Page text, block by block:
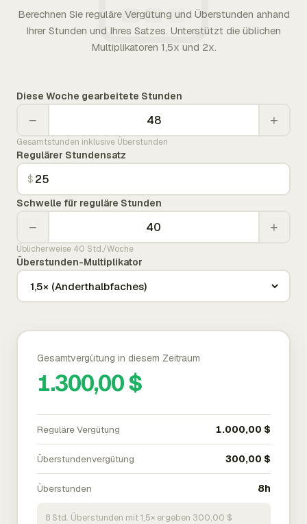
Berechnen Sie reguläre Vergütung und Überstunden anhand
Ihrer Stunden und Ihres Satzes. Unterstützt die üblichen
Multiplikatoren 1,5x und 2x.
Diese Woche gearbeitete Stunden
− +
Gesamtstunden inklusive Überstunden
Regulärer Stundensatz
$
Schwelle für reguläre Stunden
− +
Üblicherweise 40 Std./Woche
Überstunden-Multiplikator
Gesamtvergütung in diesem Zeitraum
1.300,00 $
Reguläre Vergütung 1.000,00 $
Überstundenvergütung 300,00 $
Überstunden 8h
8 Std. Überstunden mit 1,5× ergeben 300,00 $